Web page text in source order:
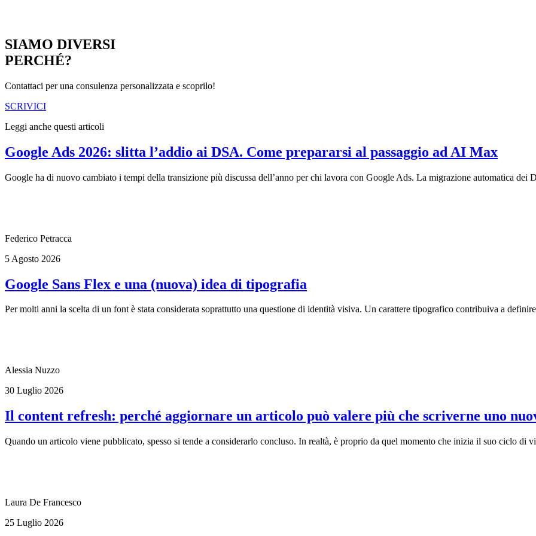
SIAMO DIVERSI
PERCHÉ?
Contattaci per una consulenza personalizzata e scoprilo!
SCRIVICI
Leggi anche questi articoli
Google Ads 2026: slitta l’addio ai DSA. Come prepararsi al passaggio ad AI Max
Google ha di nuovo cambiato i tempi della transizione più discussa dell’anno per chi lavora con Google Ads. La migrazione automatica dei
Federico Petracca
5 Agosto 2026
Google Sans Flex e una (nuova) idea di tipografia
Per molti anni la scelta di un font è stata considerata soprattutto una questione di identità visiva. Un carattere tipografico contribuiva a
Alessia Nuzzo
30 Luglio 2026
Il content refresh: perché aggiornare un articolo può valere più che scriverne uno
Quando un articolo viene pubblicato, spesso si tende a considerarlo concluso. In realtà, è proprio da quel momento che inizia il suo ciclo di
Laura De Francesco
25 Luglio 2026